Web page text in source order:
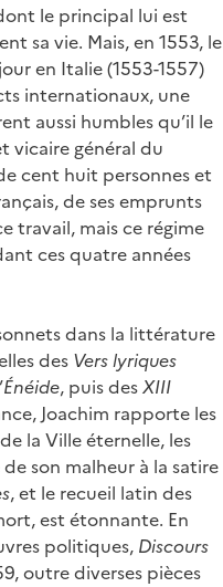
le principal lui est
sa vie. Mais, en 1553, le
en Italie (1553-1557)
internationaux, une
aussi humbles qu’il le
vicaire général du
cent huit personnes et
de ses emprunts
travail, mais ce régime
ces quatre années
dans la littérature
des Vers lyriques
Énéide, puis desXIII
Joachim rapporte les
la Ville éternelle, les
son malheur à la satire
, et le recueil latin des
est étonnante. En
politiques, Discours
outre diverses pièces